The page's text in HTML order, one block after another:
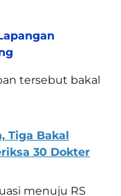
tersebut bakal
Tiga Bakal
30 Dokter
menuju RS